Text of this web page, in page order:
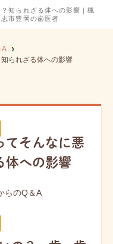
知られざる体への影響｜楓
市豊岡の歯医者
A
られざる体への影響
てそんなに悪
体への影響
らのQ＆A